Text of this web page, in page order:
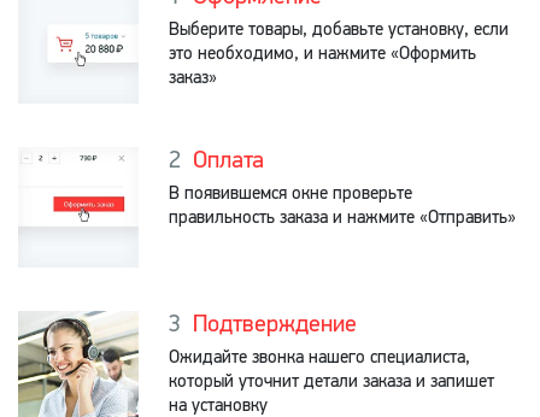
Выберите товары, добавьте установку, если
это необходимо, и нажмите «Оформить
заказ»
Оплата
В появившемся окне проверьте
правильность заказа и нажмите «Отправить»
Подтверждение
Ожидайте звонка нашего специалиста,
который уточнит детали заказа и запишет
на установку